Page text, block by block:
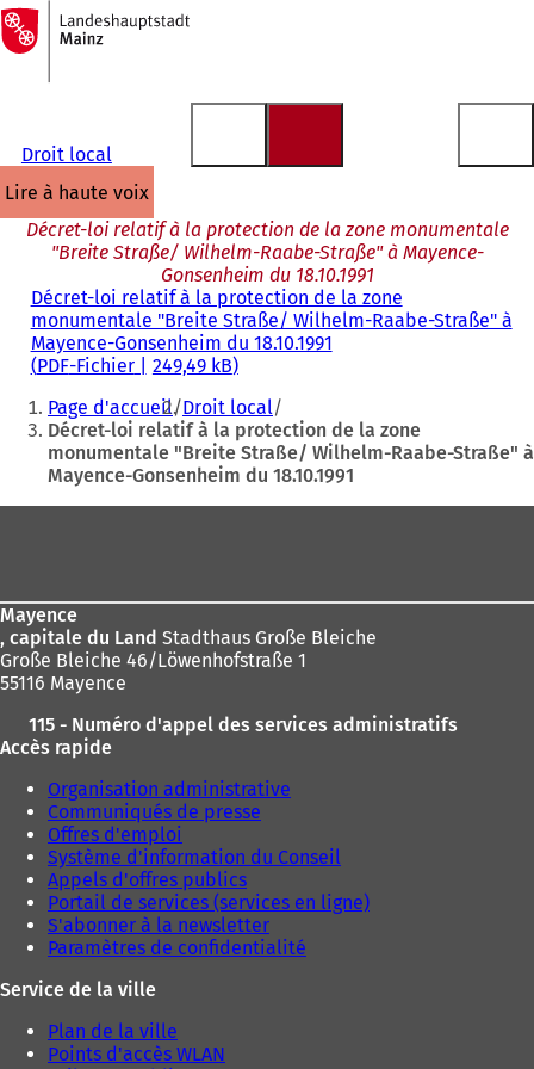
Accéder au contenu
Vers
la
page
d'accueil
Droit local
lire à haute voix
Décret-loi relatif à la protection de la zone monumentale
"Breite Straße/ Wilhelm-Raabe-Straße" à Mayence-
Gonsenheim du 18.10.1991
Décret-loi relatif à la protection de la zone
monumentale "Breite Straße/ Wilhelm-Raabe-Straße" à
Mayence-Gonsenheim du 18.10.1991
PDF-Fichier 249,49 kB
Vous
êtes
Page d'accueil Droit local
Décret-loi relatif à la protection de la zone
monumentale "Breite Straße/ Wilhelm-Raabe-Straße" à
Mayence-Gonsenheim du 18.10.1991
Mayence
, capitale du Land Stadthaus Große Bleiche
Große Bleiche 46/Löwenhofstraße 1
55116 Mayence
115 - Numéro d'appel des services administratifs
Accès rapide
Organisation administrative
Communiqués de presse
Offres d'emploi
Système d'information du Conseil
Appels d'offres publics
Portail de services (services en ligne)
S'abonner à la newsletter
Paramètres de confidentialité
Service de la ville
Plan de la ville
Points d'accès WLAN